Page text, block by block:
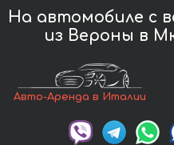
На автомобиле с
из Вероны в
Авто-Аренда в Италии